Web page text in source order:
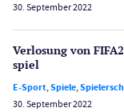
30. September 2022
Verlosung von
spiel
E-Sport,Spiele,
30. September 2022